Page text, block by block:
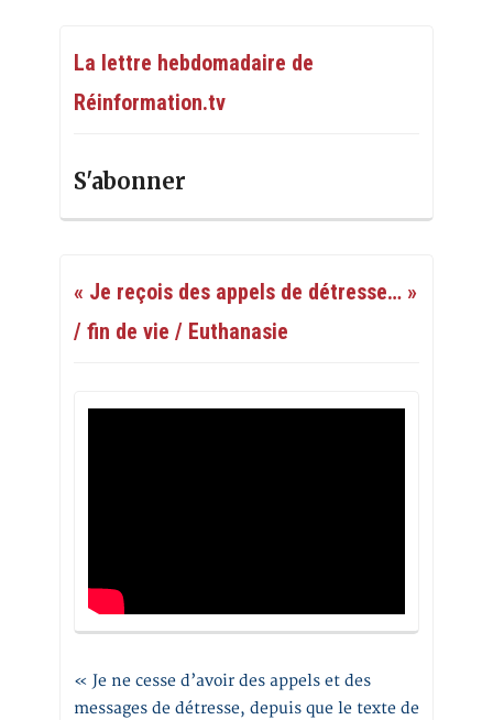
La lettre hebdomadaire de
Réinformation.tv
S'abonner
« Je reçois des appels de détresse… »
/ fin de vie / Euthanasie
« Je ne cesse d’avoir des appels et des
messages de détresse, depuis que le texte de